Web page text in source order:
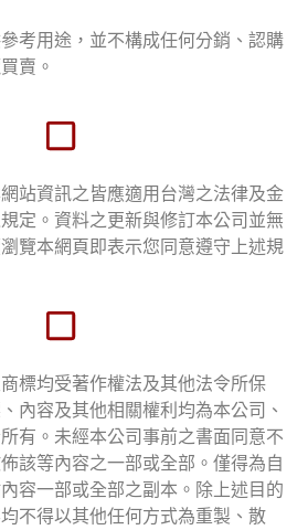
考用途，並不構成任何分銷、認購
賣。
站資訊之皆應適用台灣之法律及金
定。資料之更新與修訂本公司並無
覽本網頁即表示您同意遵守上述規
標均受著作權法及其他法令所保
內容及其他相關權利均為本公司、
有。未經本公司事前之書面同意不
該等內容之一部或全部。僅得為自
容一部或全部之副本。除上述目的
不得以其他任何方式為重製、散